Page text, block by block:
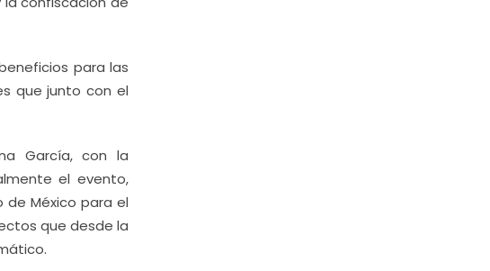
para las
que junto con el
García, con la
el evento,
México para el
que desde la